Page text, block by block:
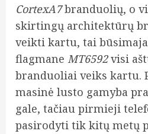
CortexA7branduolių, o
skirtingų architektūrų
veikti kartu, tai
flagmane MT6592visi
branduoliai veiks kartu.
masinė lusto gamyba
gale, tačiau pirmieji
pasirodyti tik kitų metų